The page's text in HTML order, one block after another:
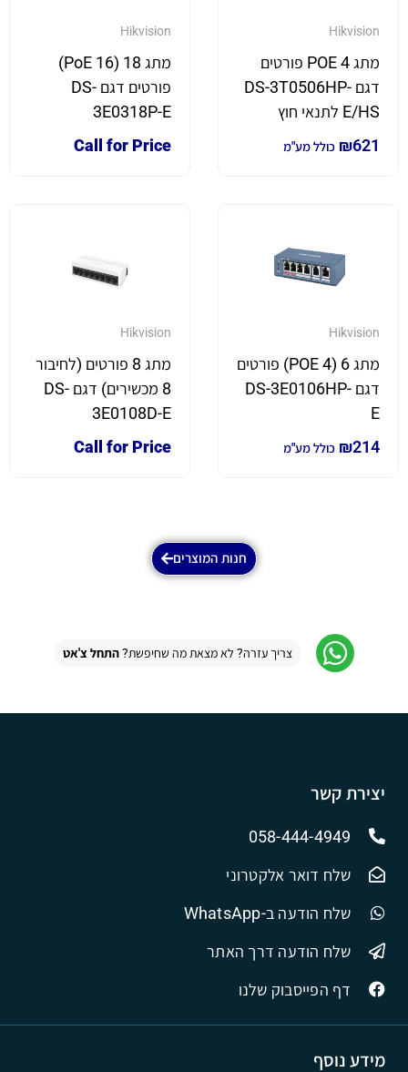
Hikvision
מתג POE 4 פורטים
דגם DS-3T0506HP-
E/HS לתנאי חוץ
₪621 כולל מע"מ
Hikvision
מתג 18 (16 PoE)
פורטים דגם DS-
3E0318P-E
Call for Price
Hikvision
מתג 6 (4 POE) פורטים
דגם DS-3E0106HP-
E
₪214 כולל מע"מ
Hikvision
מתג 8 פורטים (לחיבור
8 מכשירים) דגם DS-
3E0108D-E
Call for Price
חנות המוצרים
צריך עזרה? לא מצאת מה שחיפשת?התחל צ'אט
מידע נוסף
יצירת קשר
058-444-4949
שלח דואר אלקטרוני
שלח הודעה ב-WhatsApp
שלח הודעה דרך האתר
דף הפייסבוק שלנו